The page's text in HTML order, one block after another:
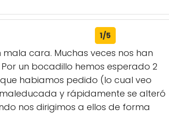
1/5
mala cara. Muchas veces nos han
un bocadillo hemos esperado 2
habiamos pedido (lo cual veo
y rápidamente se alteró
nos dirigimos a ellos de forma